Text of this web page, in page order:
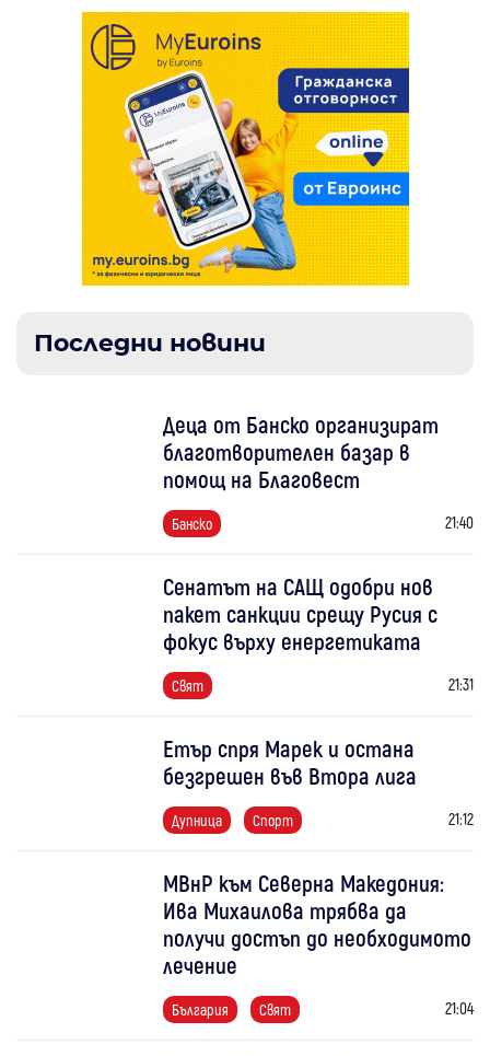
Последни новини
Деца от Банско организират
благотворителен базар в
помощ на Благовест
Банско 21:40
Сенатът на САЩ одобри нов
пакет санкции срещу Русия с
фокус върху енергетиката
Свят 21:31
Етър спря Марек и остана
безгрешен във Втора лига
Дупница Спорт 21:12
МВнР към Северна Македония:
Ива Михаилова трябва да
получи достъп до необходимото
лечение
България Свят 21:04